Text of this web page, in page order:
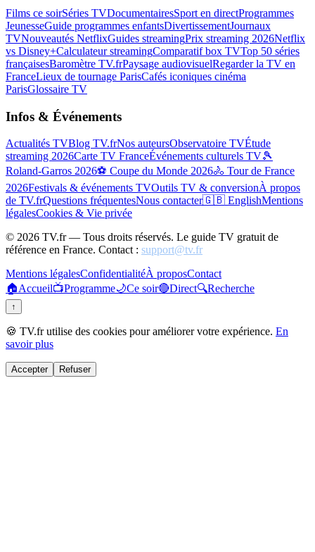
Films ce soirSéries TVDocumentairesSport en directProgrammes
JeunesseGuide programmes enfantsDivertissementJournaux
TVNouveautés NetflixGuides streamingPrix streaming 2026Netflix
vs Disney+Calculateur streamingComparatif box TVTop 50 séries
françaisesBaromètre TV.frPaysage audiovisuelRegarder la TV en
FranceLieux de tournage ParisCafés iconiques cinéma
ParisGlossaire TV
Infos & Événements
Actualités TVBlog TV.frNos auteursObservatoire TVÉtude
streaming 2026Carte TV FranceÉvénements culturels TV🎾
Roland-Garros 2026⚽ Coupe du Monde 2026🚴 Tour de France
2026Festivals & événements TVOutils TV & conversionÀ propos
de TV.frQuestions fréquentesNous contacter🇬🇧 EnglishMentions
légalesCookies & Vie privée
© 2026 TV.fr — Tous droits réservés. Le guide TV gratuit de
référence en France. Contact : support@tv.fr
Mentions légalesConfidentialitéÀ proposContact
🏠Accueil📺Programme🌙Ce soir🔴Direct🔍Recherche
↑
🍪 TV.fr utilise des cookies pour améliorer votre expérience. En
savoir plus
Accepter Refuser